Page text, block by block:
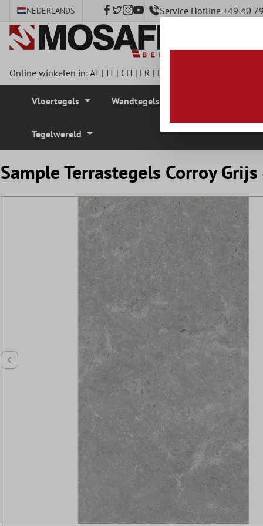
hoofdinhoud
NEDERLANDS Service Hotline +49 40
Online winkelen in:AT| IT| CH | FR | DE
Vloertegels Wandtegels
Tegelwereld
Sample Terrastegels Corroy